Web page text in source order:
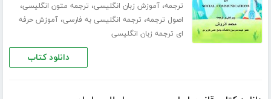
ترجمه،آموزش زبان انگلیسی، ترجمه متون انگلیسی،
اصول ترجمه، ترجمه انگلیسی به فارسی،آموزش حرفه
ای ترجمه زبان انگلیسی
دانلود کتاب